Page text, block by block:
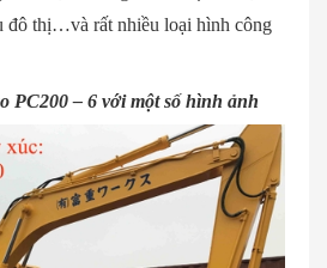
đô thị…và rất nhiều loại hình công
PC200 – 6 với một số hình ảnh